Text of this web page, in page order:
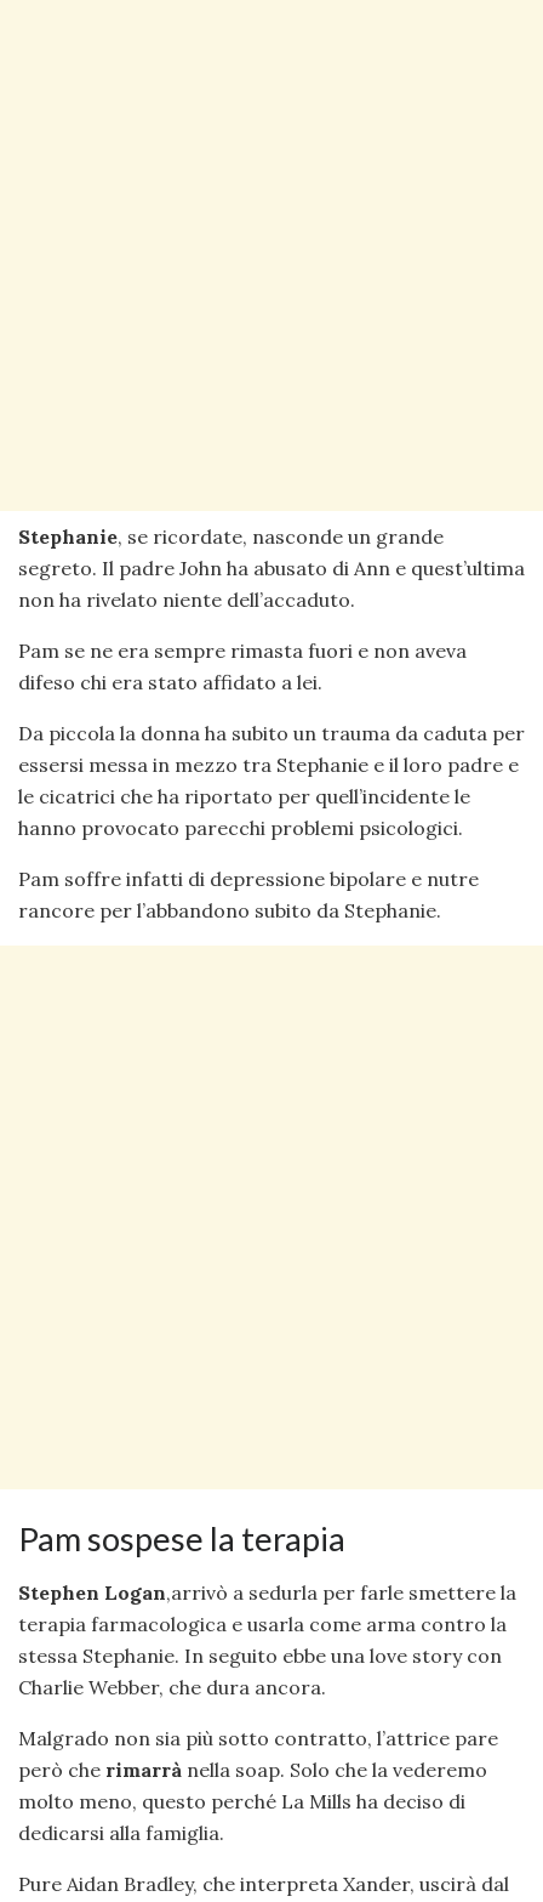
Stephanie, se ricordate, nasconde un grande
segreto. Il padre John ha abusato di Ann e quest’ultima
non ha rivelato niente dell’accaduto.
Pam se ne era sempre rimasta fuori e non aveva
difeso chi era stato affidato a lei.
Da piccola la donna ha subito un trauma da caduta per
essersi messa in mezzo tra Stephanie e il loro padre e
le cicatrici che ha riportato per quell’incidente le
hanno provocato parecchi problemi psicologici.
Pam soffre infatti di depressione bipolare e nutre
rancore per l’abbandono subito da Stephanie.
Pam sospese la terapia
Stephen Logan,arrivò a sedurla per farle smettere la
terapia farmacologica e usarla come arma contro la
stessa Stephanie. In seguito ebbe una love story con
Charlie Webber, che dura ancora.
Malgrado non sia più sotto contratto, l’attrice pare
però che rimarrà nella soap. Solo che la vederemo
molto meno, questo perché La Mills ha deciso di
dedicarsi alla famiglia.
Pure Aidan Bradley, che interpreta Xander, uscirà dal